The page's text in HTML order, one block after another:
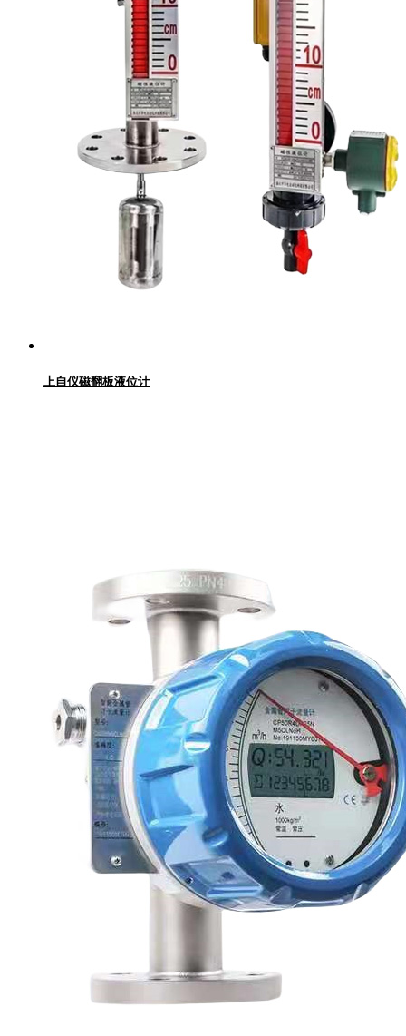
上自仪磁翻板液位计